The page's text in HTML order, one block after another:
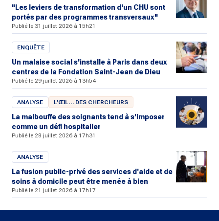
"Les leviers de transformation d'un CHU sont
portés par des programmes transversaux"
Publié le 31 juillet 2026 à 15h21
ENQUÊTE
Un malaise social s'installe à Paris dans deux
centres de la Fondation Saint-Jean de Dieu
Publié le 29 juillet 2026 à 13h54
ANALYSE L'ŒIL… DES CHERCHEURS
La malbouffe des soignants tend à s'imposer
comme un défi hospitalier
Publié le 28 juillet 2026 à 17h31
ANALYSE
La fusion public-privé des services d'aide et de
soins à domicile peut être menée à bien
Publié le 21 juillet 2026 à 17h17